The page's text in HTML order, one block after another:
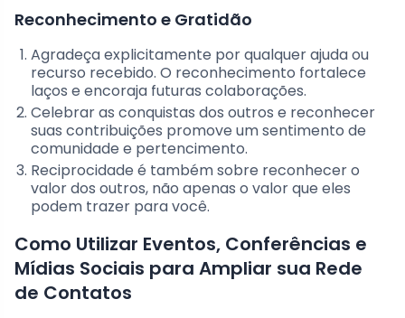
Reconhecimento e Gratidão
Agradeça explicitamente por qualquer ajuda ou
recurso recebido. O reconhecimento fortalece
laços e encoraja futuras colaborações.
Celebrar as conquistas dos outros e reconhecer
suas contribuições promove um sentimento de
comunidade e pertencimento.
Reciprocidade é também sobre reconhecer o
valor dos outros, não apenas o valor que eles
podem trazer para você.
Como Utilizar Eventos, Conferências e
Mídias Sociais para Ampliar sua Rede
de Contatos